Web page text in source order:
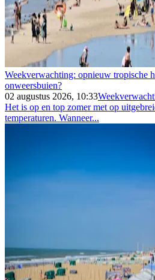
Weekverwachting: opnieuw tropische
onweersbuien?
02 augustus 2026, 10:33
Het is op en top zomer met op
temperaturen. Wanneer...